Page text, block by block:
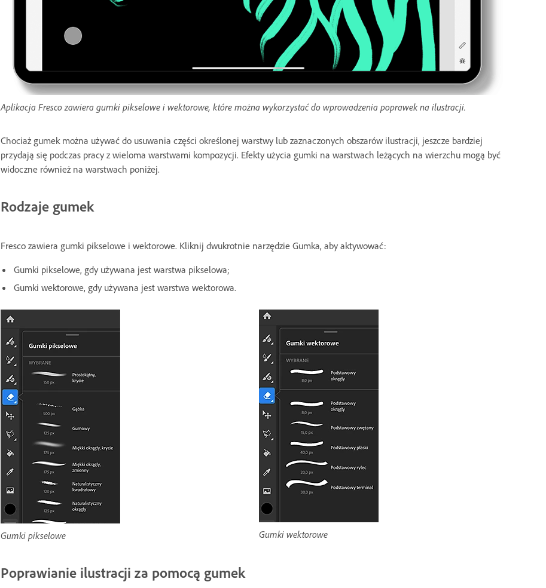
Aplikacja Fresco zawiera gumki pikselowe i wektorowe, które można wykorzystać do wprowadzenia poprawek na ilustracji.
Chociaż gumek można używać do usuwania części określonej warstwy lub zaznaczonych obszarów ilustracji, jeszcze bardziej
przydają się podczas pracy z wieloma warstwami kompozycji. Efekty użycia gumki na warstwach leżących na wierzchu mogą być
widoczne również na warstwach poniżej.
Rodzaje gumek
Fresco zawiera gumki pikselowe i wektorowe. Kliknij dwukrotnie narzędzie Gumka, aby aktywować:
Gumki pikselowe, gdy używana jest warstwa pikselowa;
Gumki wektorowe, gdy używana jest warstwa wektorowa.
Gumki pikselowe Gumki wektorowe
Poprawianie ilustracji za pomocą gumek